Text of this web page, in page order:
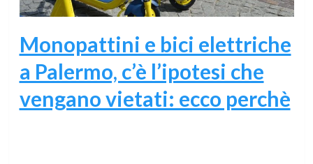
Monopattini e bici elettriche
a Palermo, c’è l’ipotesi che
vengano vietati: ecco perchè